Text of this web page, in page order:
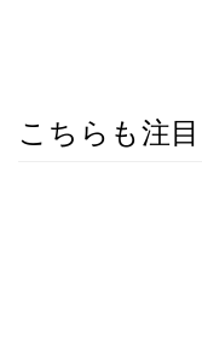
こちらも注目